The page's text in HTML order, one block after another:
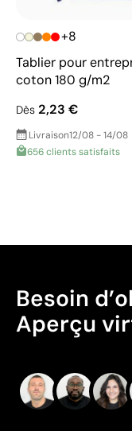
+8
Tablier pour
coton 180 g/m2
Dès 2,23 €
Livraison12/08 - 14/08
656 clients satisfaits
Besoin
Aperçu